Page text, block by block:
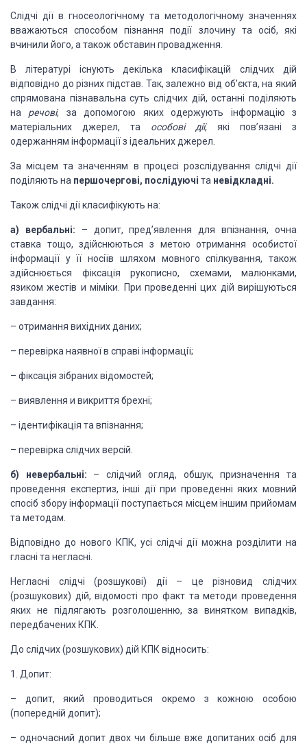
Слідчі дії в гносеологічному та методологічному значеннях
вважаються способом пізнання події злочину та осіб, які
вчинили його, а також обставин провадження.
В літературі існують декілька класифікацій слідчих дій
відповідно до різних підстав. Так, залежно від об’єкта, на який
спрямована пізнавальна суть слідчих дій, останні поділяють
на речові, за допомогою яких одержують інформацію з
матеріальних джерел, та особові дії,які пов’язані з
одержанням інформації з ідеальних джерел.
За місцем та значенням в процесі розслідування слідчі дії
поділяють на першочергові, послідуючі та невідкладні.
Також слідчі дії класифікують на:
а) вербальні: – допит, пред’явлення для впізнання, очна
ставка тощо, здійснюються з метою отримання особистої
інформації у її носіїв шляхом мовного спілкування, також
здійснюється фіксація рукописно, схемами, малюнками,
язиком жестів и міміки. При проведенні цих дій вирішуються
завдання:
– отримання вихідних даних;
– перевірка наявної в справі інформації;
– фіксація зібраних відомостей;
– виявлення и викриття брехні;
– ідентифікація та впізнання;
– перевірка слідчих версій.
б) невербальні: – слідчий огляд, обшук, призначення та
проведення експертиз, інші дії при проведенні яких мовний
спосіб збору інформації поступається місцем іншим прийомам
та методам.
Відповідно до нового КПК, усі слідчі дії можна розділити на
гласні та негласні.
Негласні слідчі (розшукові) дії – це різновид слідчих
(розшукових) дій, відомості про факт та методи проведення
яких не підлягають розголошенню, за винятком випадків,
передбачених КПК.
До слідчих(розшукових) дій КПК відносить:
1. Допит:
– допит, який проводиться окремо з кожною особою
(попередній допит);
– одночасний допит двох чи більше вже допитаних осіб для